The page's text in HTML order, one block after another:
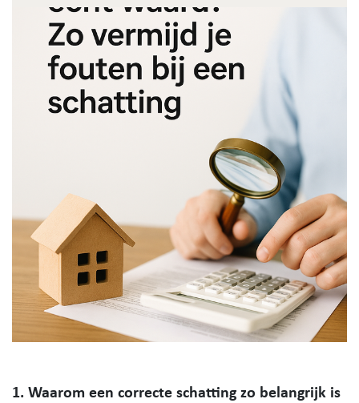
1. Waarom een correcte schatting zo belangrijk is